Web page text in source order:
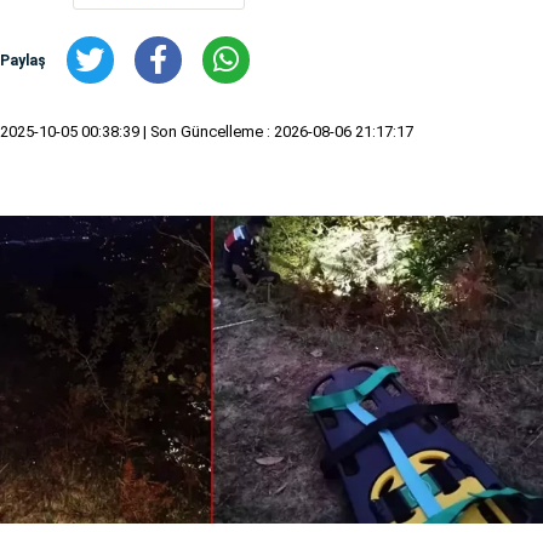
Paylaş
2025-10-05 00:38:39 | Son Güncelleme : 2026-08-06 21:17:17